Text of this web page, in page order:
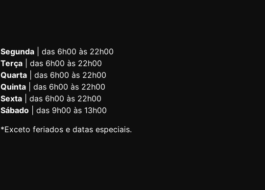
Segunda | das 6h00 às 22h00
Terça | das 6h00 às 22h00
Quarta | das 6h00 às 22h00
Quinta | das 6h00 às 22h00
Sexta | das 6h00 às 22h00
Sábado | das 9h00 às 13h00
*Exceto feriados e datas especiais.